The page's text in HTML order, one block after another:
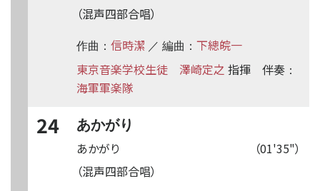
（混声四部合唱）
作曲： 信時潔 ／ 編曲： 下總皖一
東京音楽学校生徒
澤崎定之 指揮 伴奏 ：
海軍軍楽隊
24 あかがり
（01'35"）
あかがり
（混声四部合唱）